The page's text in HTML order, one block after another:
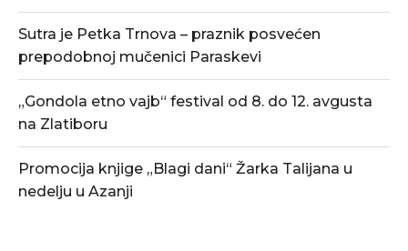
Sutra je Petka Trnova – praznik posvećen
prepodobnoj mučenici Paraskevi
„Gondola etno vajb“ festival od 8. do 12. avgusta
na Zlatiboru
Promocija knjige „Blagi dani“ Žarka Talijana u
nedelju u Azanji